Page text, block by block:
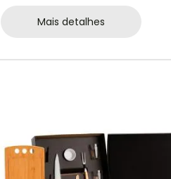
Mais detalhes